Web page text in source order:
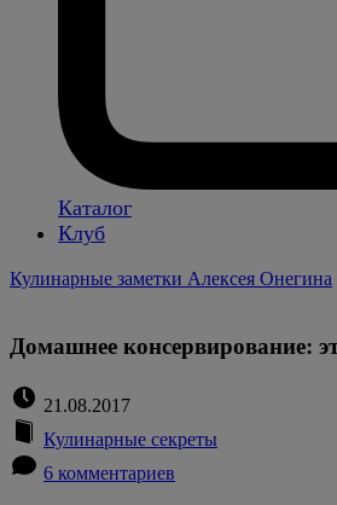
Каталог
Клуб
Кулинарные заметки Алексея Онегина
Домашнее консервирование:
21.08.2017
Кулинарные секреты
6 комментариев